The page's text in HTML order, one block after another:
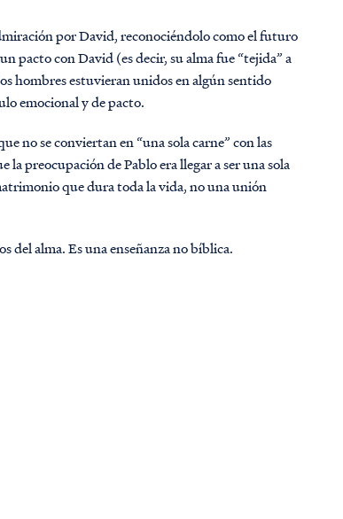
por David, reconociéndolo como el futuro
pacto con David (es decir, su alma fue “tejida” a
hombres estuvieran unidos en algún sentido
emocional y de pacto.
no se conviertan en “una sola carne” con las
preocupación de Pablo era llegar a ser una sola
que dura toda la vida, no una unión
del alma. Es una enseñanza no bíblica.